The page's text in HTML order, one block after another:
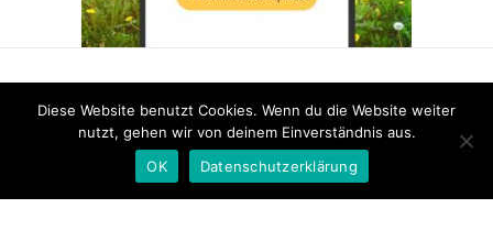
FACEBOOK INSTAGRAM PINTEREST
Copyright 2026-Maddieunterwegs.de-Impressum-
Diese Website benutzt Cookies. Wenn du die Website weiter
nutzt, gehen wir von deinem Einverständnis aus.
OK
Datenschutzerklärung